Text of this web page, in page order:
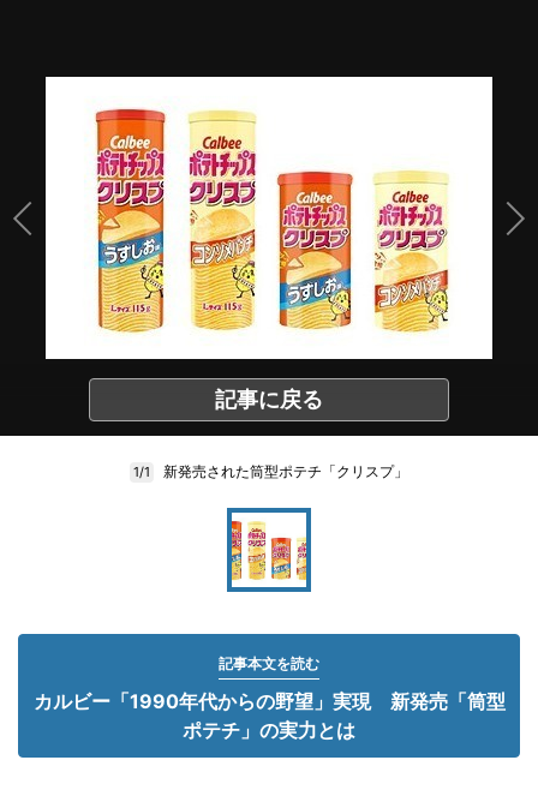
記事に戻る
1/1 新発売された筒型ポテチ「クリスプ」
記事本文を読む
カルビー「1990年代からの野望」実現 新発売「筒型
ポテチ」の実力とは